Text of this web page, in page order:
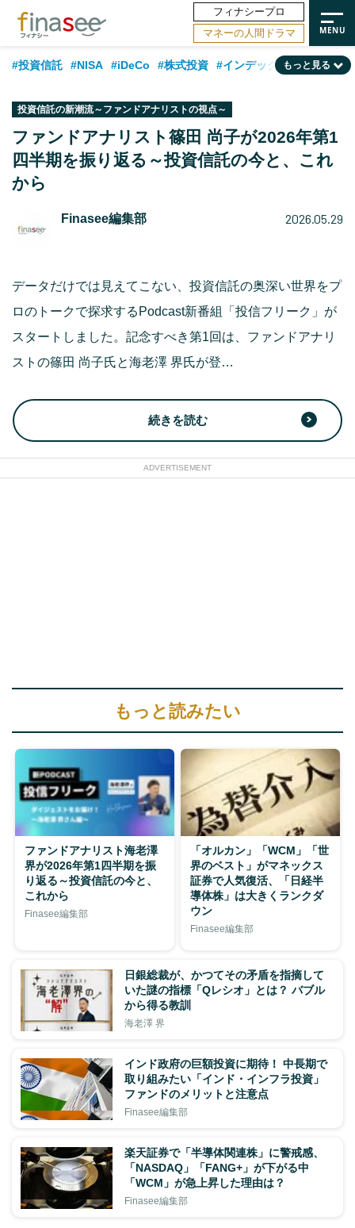
フィナシープロ
マネーの人間ドラマ
#投資信託 #NISA #iDeCo #株式投資 #インデックスファンド
#日本株 #公的年金 #40代 #トレンド
#フィナンシャル・ウェルビーイング #企業型DC #退職金 #50代
#老後
もっと見る
投資信託の新潮流～ファンドアナリストの視点～
ファンドアナリスト篠田 尚子が2026年第1
四半期を振り返る～投資信託の今と、これ
から
Finasee編集部 2026.05.29
データだけでは見えてこない、投資信託の奥深い世界をプ
ロのトークで探求するPodcast新番組「投信フリーク」が
スタートしました。記念すべき第1回は、ファンドアナリ
ストの篠田 尚子氏と海老澤 界氏が登…
続きを読む
ADVERTISEMENT
もっと読みたい
ファンドアナリスト海老澤
界が2026年第1四半期を振
り返る～投資信託の今と、
これから
Finasee編集部
「オルカン」「WCM」「世
界のベスト」がマネックス
証券で人気復活、「日経半
導体株」は大きくランクダ
ウン
Finasee編集部
日銀総裁が、かつてその矛盾を指摘して
いた謎の指標「Qレシオ」とは？ バブル
から得る教訓
海老澤 界
インド政府の巨額投資に期待！ 中長期で
取り組みたい「インド・インフラ投資」
ファンドのメリットと注意点
Finasee編集部
楽天証券で「半導体関連株」に警戒感、
「NASDAQ」「FANG+」が下がる中
「WCM」が急上昇した理由は？
Finasee編集部